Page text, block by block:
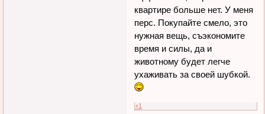
квартире больше нет. У меня
перс. Покупайте смело, это
нужная вещь, съэкономите
время и силы, да и
животному будет легче
ухаживать за своей шубкой.
+1